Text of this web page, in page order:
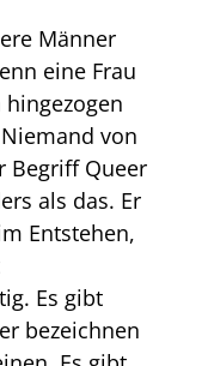
Männer
eine Frau
von
Begriff Queer
als das. Er
Entstehen,
Es gibt
bezeichnen